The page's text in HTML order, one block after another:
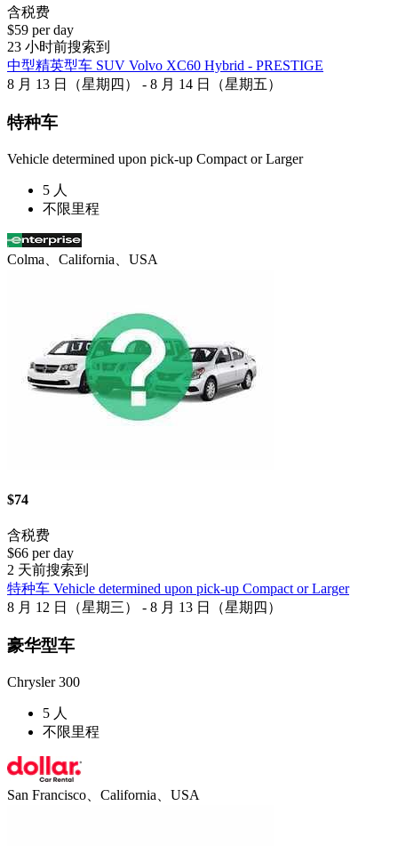
含税费
$59 per day
23 小时前搜索到
中型精英型车 SUV Volvo XC60 Hybrid - PRESTIGE
8 月 13 日（星期四） - 8 月 14 日（星期五）
特种车
Vehicle determined upon pick-up Compact or Larger
5 人
不限里程
Colma、California、USA
$74
含税费
$66 per day
2 天前搜索到
特种车 Vehicle determined upon pick-up Compact or Larger
8 月 12 日（星期三） - 8 月 13 日（星期四）
豪华型车
Chrysler 300
5 人
不限里程
San Francisco、California、USA